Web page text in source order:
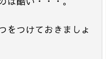
をつけておきましょ